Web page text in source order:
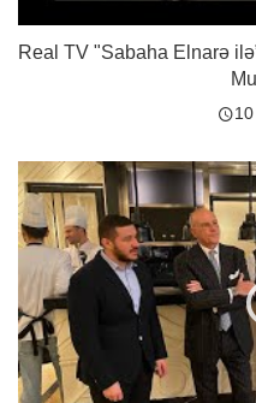
Real TV "Sabaha Elnarə